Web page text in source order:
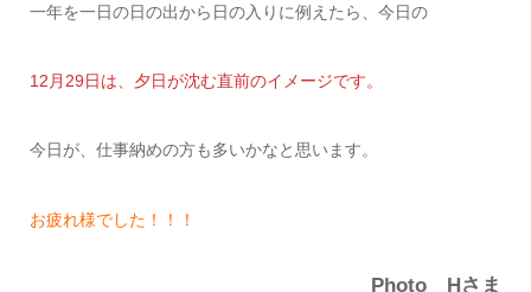
一年を一日の日の出から日の入りに例えたら、今日の
12月29日は、夕日が沈む直前のイメージです。
今日が、仕事納めの方も多いかなと思います。
お疲れ様でした！！！
Photo Hさま